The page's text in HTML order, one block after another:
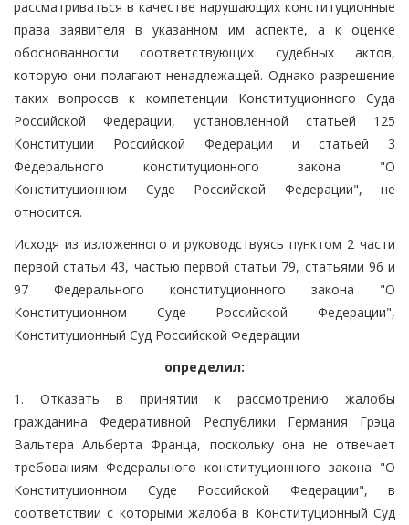
рассматриваться в качестве нарушающих конституционные
права заявителя в указанном им аспекте, а к оценке
обоснованности соответствующих судебных актов,
которую они полагают ненадлежащей. Однако разрешение
таких вопросов к компетенции Конституционного Суда
Российской Федерации, установленной статьей 125
Конституции Российской Федерации и статьей 3
Федерального конституционного закона "О
Конституционном Суде Российской Федерации", не
относится.
Исходя из изложенного и руководствуясь пунктом 2 части
первой статьи 43, частью первой статьи 79, статьями 96 и
97 Федерального конституционного закона "О
Конституционном Суде Российской Федерации",
Конституционный Суд Российской Федерации
определил:
1. Отказать в принятии к рассмотрению жалобы
гражданина Федеративной Республики Германия Грэца
Вальтера Альберта Франца, поскольку она не отвечает
требованиям Федерального конституционного закона "О
Конституционном Суде Российской Федерации", в
соответствии с которыми жалоба в Конституционный Суд